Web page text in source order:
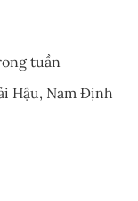
tuần
Hậu, Nam Định